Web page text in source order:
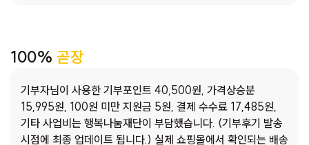
100% 곧장
기부자님이 사용한 기부포인트 40,500원, 가격상승분
15,995원, 100원 미만 지원금 5원, 결제 수수료 17,485원,
기타 사업비는 행복나눔재단이 부담했습니다. (기부후기 발송
시점에 최종 업데이트 됩니다.) 실제 쇼핑몰에서 확인되는 배송